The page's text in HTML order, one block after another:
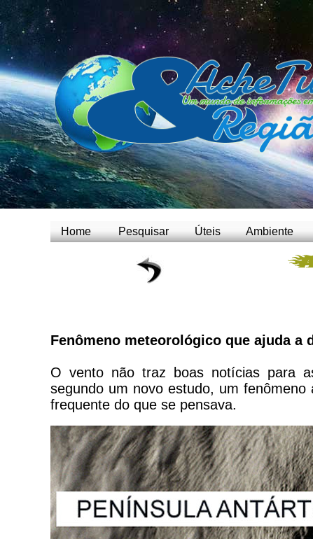
Home
Pesquisar Úteis Ambiente
Fenômeno meteorológico que ajuda a
O vento não traz boas notícias para
segundo um novo estudo, um
frequente do que se pensava.